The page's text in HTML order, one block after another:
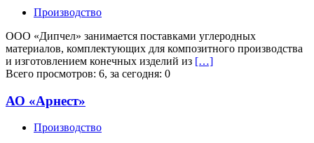
Производство
ООО «Дипчел» занимается поставками углеродных
материалов, комплектующих для композитного производства
и изготовлением конечных изделий из […]
Всего просмотров: 6, за сегодня: 0
АО «Арнест»
Производство